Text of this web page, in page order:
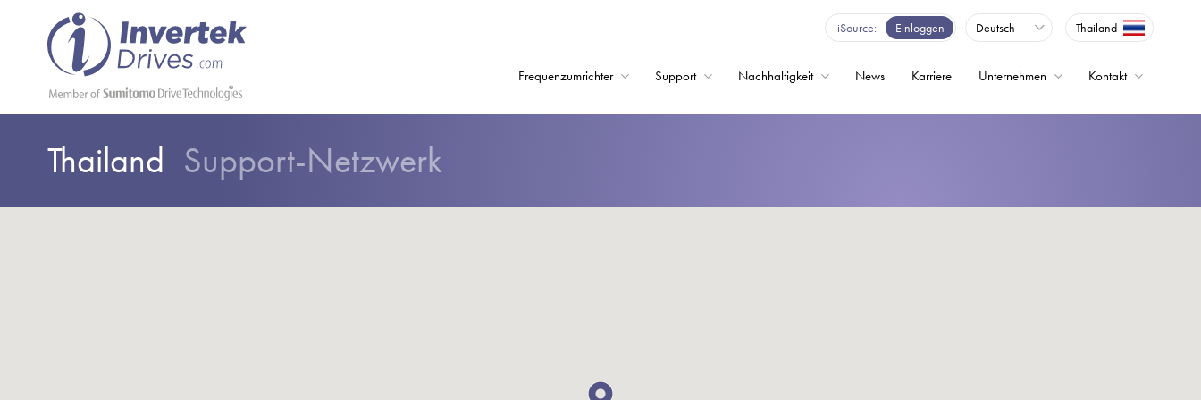
iSource Einloggen Deutsch Thailand
Frequenzumrichter Support Nachhaltigkeit News Karriere Unternehmen Kontakt
Thailand Support-Netzwerk